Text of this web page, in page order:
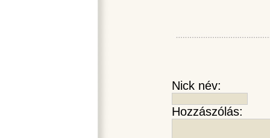
Nick név:
Hozzászólás: